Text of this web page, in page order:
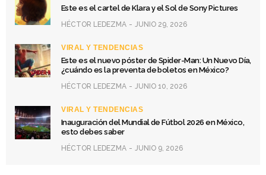
Este es el cartel de Klara y el Sol de Sony Pictures
HÉCTOR LEDEZMA JUNIO 29, 2026
VIRAL Y TENDENCIAS
Este es el nuevo póster de Spider-Man: Un Nuevo Día,
¿cuándo es la preventa de boletos en México?
HÉCTOR LEDEZMA JUNIO 10, 2026
VIRAL Y TENDENCIAS
Inauguración del Mundial de Fútbol 2026 en México,
esto debes saber
HÉCTOR LEDEZMA JUNIO 9, 2026